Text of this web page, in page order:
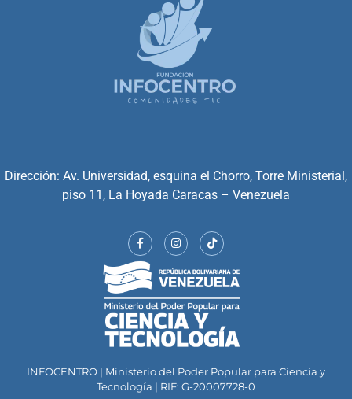
Dirección: Av. Universidad, esquina el Chorro, Torre Ministerial,
piso 11, La Hoyada Caracas – Venezuela
INFOCENTRO | Ministerio del Poder Popular para Ciencia y
Tecnología | RIF: G-20007728-0